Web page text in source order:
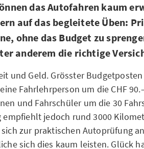
das Autofahren kaum
auf das begleitete Üben:
ohne das Budget zu
anderem die richtige
und Geld. Grösster
Fahrlehrperson um die CHF
und Fahrschüler um die 30
jedoch rund 3000
zur praktischen Autoprüfung
sich dies kaum leisten. Glück